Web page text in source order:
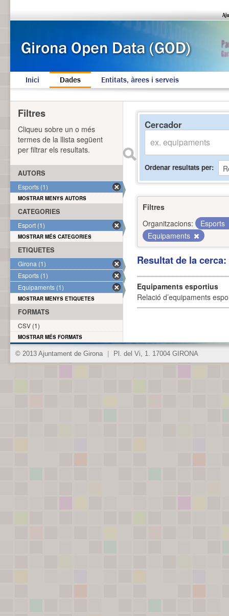
Inici Dades Entitats, àrees i serveis
Cercador
Ordenar resultats per
Filtres
Organitzacions:
Esports
Equipaments
Resultat de la
Equipaments esportius
Relació d’equipaments
Filtres
Cliqueu sobre un o més
termes de la llista següent
per filtrar els resultats.
AUTORS
Esports (1)
MOSTRAR MENYS AUTORS
CATEGORIES
Esport (1)
MOSTRAR MÉS CATEGORIES
ETIQUETES
Girona (1)
Esports (1)
Equipaments (1)
MOSTRAR MENYS ETIQUETES
FORMATS
CSV (1)
MOSTRAR MÉS FORMATS
© 2013 Ajuntament de Girona Pl. del Vi, 1. 17004 GIRONA